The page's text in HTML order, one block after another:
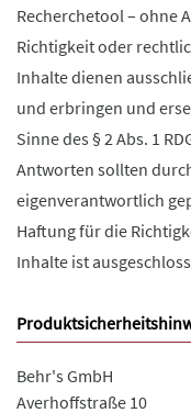
Recherchetool – ohne
Richtigkeit oder
Inhalte dienen
und erbringen und
Sinne des § 2 Abs. 1
Antworten sollten
eigenverantwortlich
Haftung für die
Inhalte ist
Behr's GmbH
Averhoffstraße 10